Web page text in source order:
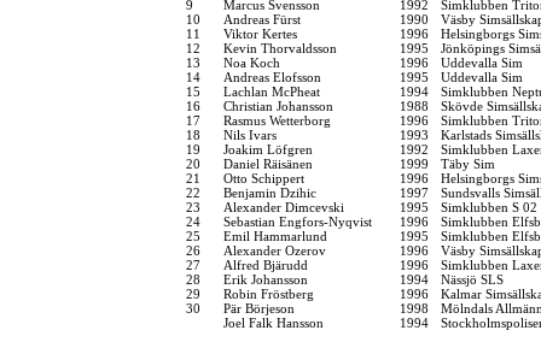
9
Marcus Svensson 1992
Simklubben
10
Andreas Fürst 1990
Väsby
11
Viktor Kertes 1996
Helsingborgs
12
Kevin Thorvaldsson 1995
Jönköpings
13
Noa Koch 1996
Uddevalla Sim
14
Andreas Elofsson 1995
Uddevalla Sim
15
Lachlan McPheat 1994
Simklubben
16
Christian Johansson 1988
Skövde
17
Rasmus Wetterborg 1996
Simklubben
18
Nils Ivars 1993
Karlstads
19
Joakim Löfgren 1992
Simklubben
20
Daniel Räisänen 1999
Täby Sim
21
Otto Schippert 1996
Helsingborgs
22
Benjamin Dzihic 1997
Sundsvalls
23
Alexander Dimcevski 1995
Simklubben S 02
24
Sebastian Engfors-Nyqvist 1996
Simklubben
25
Emil Hammarlund 1995
Simklubben
26
Alexander Ozerov 1996
Väsby
27
Alfred Bjärudd 1996
Simklubben
28
Erik Johansson 1994
Nässjö SLS
29
Robin Fröstberg 1996
Kalmar
30
Pär Börjeson 1998
Mölndals
Joel Falk Hansson
1994